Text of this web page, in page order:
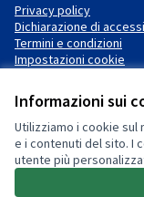
Informazioni sui
Utilizziamo i cookie
e i contenuti del sito. I
utente più
Privacy policy
Dichiarazione di
Termini e condizioni
Impostazioni cookie
Licenza Creative
(Collegamento
Sito web
libero
.